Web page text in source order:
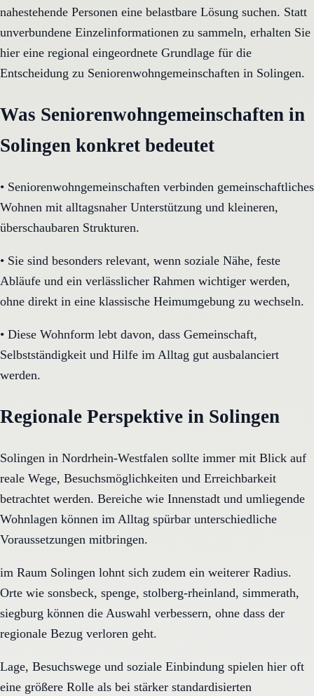
nahestehende Personen eine belastbare Lösung suchen. Statt
unverbundene Einzelinformationen zu sammeln, erhalten Sie
hier eine regional eingeordnete Grundlage für die
Entscheidung zu Seniorenwohngemeinschaften in Solingen.
Was Seniorenwohngemeinschaften in
Solingen konkret bedeutet
• Seniorenwohngemeinschaften verbinden gemeinschaftliches
Wohnen mit alltagsnaher Unterstützung und kleineren,
überschaubaren Strukturen.
• Sie sind besonders relevant, wenn soziale Nähe, feste
Abläufe und ein verlässlicher Rahmen wichtiger werden,
ohne direkt in eine klassische Heimumgebung zu wechseln.
• Diese Wohnform lebt davon, dass Gemeinschaft,
Selbstständigkeit und Hilfe im Alltag gut ausbalanciert
werden.
Regionale Perspektive in Solingen
Solingen in Nordrhein-Westfalen sollte immer mit Blick auf
reale Wege, Besuchsmöglichkeiten und Erreichbarkeit
betrachtet werden. Bereiche wie Innenstadt und umliegende
Wohnlagen können im Alltag spürbar unterschiedliche
Voraussetzungen mitbringen.
im Raum Solingen lohnt sich zudem ein weiterer Radius.
Orte wie sonsbeck, spenge, stolberg-rheinland, simmerath,
siegburg können die Auswahl verbessern, ohne dass der
regionale Bezug verloren geht.
Lage, Besuchswege und soziale Einbindung spielen hier oft
eine größere Rolle als bei stärker standardisierten